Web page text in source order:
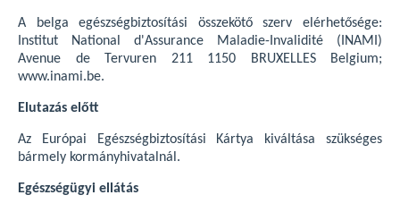
A belga egészségbiztosítási összekötő szerv elérhetősége:
Institut National d'Assurance Maladie-Invalidité (INAMI)
Avenue de Tervuren 211 1150 BRUXELLES Belgium;
www.inami.be.
Elutazás előtt
Az Európai Egészségbiztosítási Kártya kiváltása szükséges
bármely kormányhivatalnál.
Egészségügyi ellátás